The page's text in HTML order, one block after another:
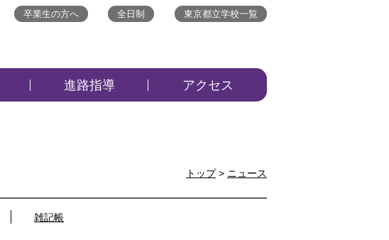
進路指導 アクセス
卒業生の方へ 東京都立学校一覧
全日制
トップ> ニュース
雑記帳